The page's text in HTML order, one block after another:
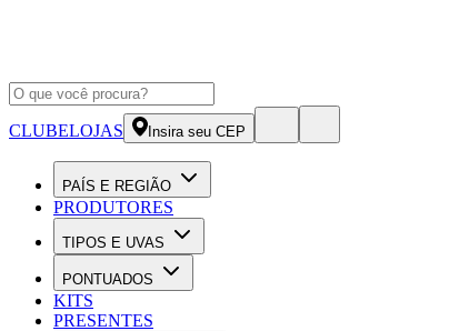
CLUBELOJAS Insira seu CEP
PAÍS E REGIÃO
PRODUTORES
TIPOS E UVAS
PONTUADOS
KITS
PRESENTES